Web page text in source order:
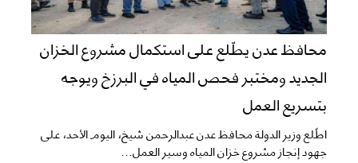
محافظ عدن يطّلع على استكمال مشروع الخزان
الجديد ومختبر فحص المياه في البرزخ ويوجه
بتسريع العمل
اطّلع وزير الدولة محافظ عدن عبدالرحمن شيخ، اليوم الأحد، على
جهود إنجاز مشروع خزان المياه وسير العمل...